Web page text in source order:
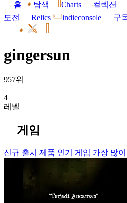
홈
탐색 Charts 컬렉션
도전
Relics indieconsole 구
gingersun
957위
4
레벨
게임
신규 출시 제품 인기 게임 가장 많